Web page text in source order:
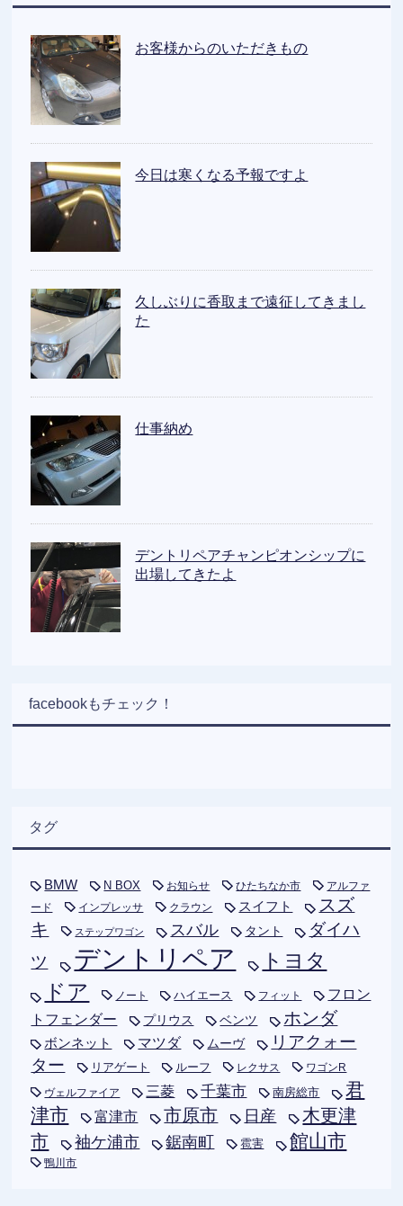
お客様からのいただきもの
今日は寒くなる予報ですよ
久しぶりに香取まで遠征してきまし
た
仕事納め
デントリペアチャンピオンシップに
出場してきたよ
facebookもチェック！
タグ
BMW N BOX お知らせ ひたちなか市
アルファ
ード
インプレッサ クラウン スイフト
スズ
キ
ステップワゴン スバル タント
ダイハ
ツ
デントリペア
トヨタ
ドア
ノート ハイエース フィット
フロン
トフェンダー
プリウス ベンツ ホンダ
ボンネット マツダ ムーヴ
リアクォー
ター
リアゲート ルーフ レクサス ワゴンR
ヴェルファイア 三菱 千葉市 南房総市
君
津市
富津市 市原市 日産
木更津
市
袖ケ浦市 鋸南町 雹害 館山市
鴨川市